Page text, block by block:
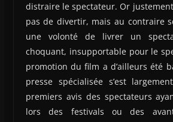
distraire le spectateur. Or justement
pas de divertir, mais au contraire
une volonté de livrer un
choquant, insupportable pour le
promotion du film a d’ailleurs été
presse spécialisée s’est
premiers avis des spectateurs
lors des festivals ou des